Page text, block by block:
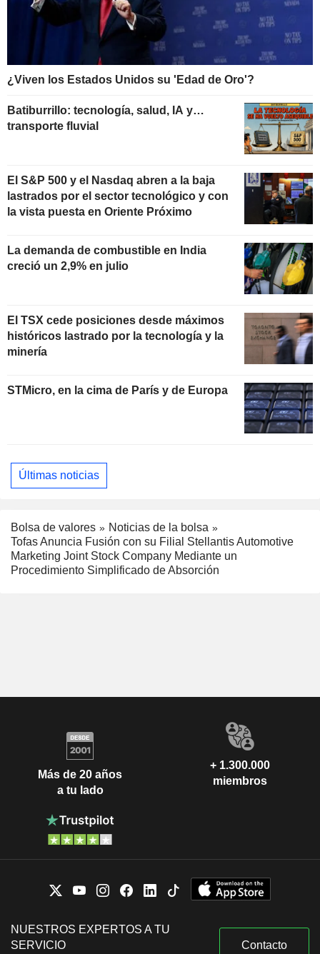
¿Viven los Estados Unidos su 'Edad de Oro'?
Batiburrillo: tecnología, salud, IA y…
transporte fluvial
El S&P 500 y el Nasdaq abren a la baja
lastrados por el sector tecnológico y con
la vista puesta en Oriente Próximo
La demanda de combustible en India
creció un 2,9% en julio
El TSX cede posiciones desde máximos
históricos lastrado por la tecnología y la
minería
STMicro, en la cima de París y de Europa
Últimas noticias
Bolsa de valores
Noticias de la bolsa
Tofas Anuncia Fusión con su Filial Stellantis Automotive
Marketing Joint Stock Company Mediante un
Procedimiento Simplificado de Absorción
Más de 20 años
a tu lado
+ 1.300.000
miembros
NUESTROS EXPERTOS A TU
SERVICIO
Contacto